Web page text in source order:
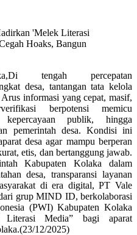
'Melek Literasi
Hoaks, Bangun
tengah percepatan
desa, tantangan tata kelola
informasi yang cepat, masif,
berpotensi memicu
kepercayaan publik, hingga
pemerintah desa. Kondisi ini
desa agar mampu berperan
etis, dan bertanggung jawab.
Kabupaten Kolaka dalam
desa, transparansi layanan
di era digital, PT Vale
grup MIND ID, berkolaborasi
(PWI) Kabupaten Kolaka
Literasi Media” bagi aparat
12/2025)